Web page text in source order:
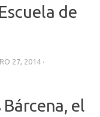
de
27, 2014 ·
el